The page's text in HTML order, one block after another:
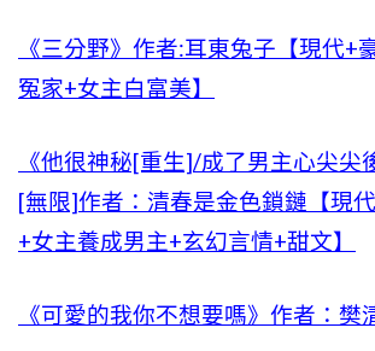
《三分野》作者:耳東兔子【現代+
冤家+女主白富美】
《他很神秘[重生]/成了男主心尖尖
[無限]作者：清春是金色鎖鏈【現
+女主養成男主+玄幻言情+甜文】
《可愛的我你不想要嗎》作者：樊